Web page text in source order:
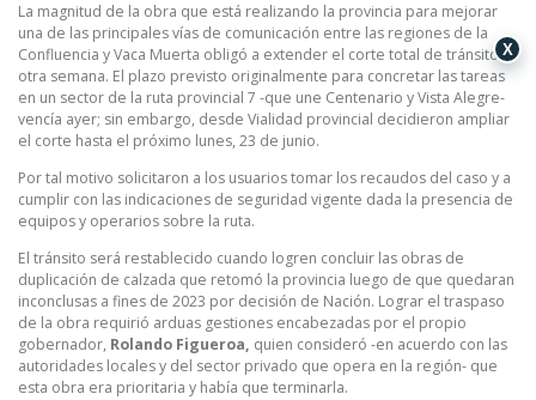
La magnitud de la obra que está realizando la provincia para mejorar
una de las principales vías de comunicación entre las regiones de la
Confluencia y Vaca Muerta obligó a extender el corte total de tránsito
otra semana. El plazo previsto originalmente para concretar las tareas
en un sector de la ruta provincial 7 -que une Centenario y Vista Alegre-
vencía ayer; sin embargo, desde Vialidad provincial decidieron ampliar
el corte hasta el próximo lunes, 23 de junio.
Por tal motivo solicitaron a los usuarios tomar los recaudos del caso y a
cumplir con las indicaciones de seguridad vigente dada la presencia de
equipos y operarios sobre la ruta.
El tránsito será restablecido cuando logren concluir las obras de
duplicación de calzada que retomó la provincia luego de que quedaran
inconclusas a fines de 2023 por decisión de Nación. Lograr el traspaso
de la obra requirió arduas gestiones encabezadas por el propio
gobernador, Rolando Figueroa, quien consideró -en acuerdo con las
autoridades locales y del sector privado que opera en la región- que
esta obra era prioritaria y había que terminarla.
X